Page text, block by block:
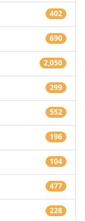
402
690
2,050
299
552
196
104
477
228